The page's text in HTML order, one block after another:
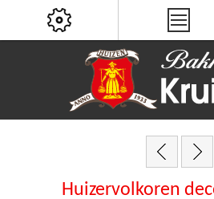
Huizervolkoren